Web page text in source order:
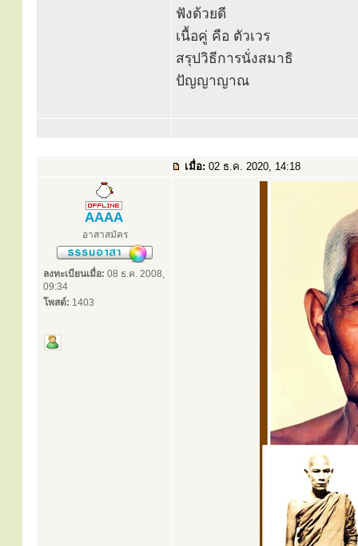
ฟังด้วยดี
เนื้อคู่ คือ ตัวเวร
สรุปวิธีการนั่งสมาธิ
ปัญญาญาณ
เมื่อ: 02 ธ.ค. 2020, 14:18
AAAA
อาสาสมัคร
ลงทะเบียนเมื่อ: 08 ธ.ค. 2008,
09:34
โพสต์: 1403